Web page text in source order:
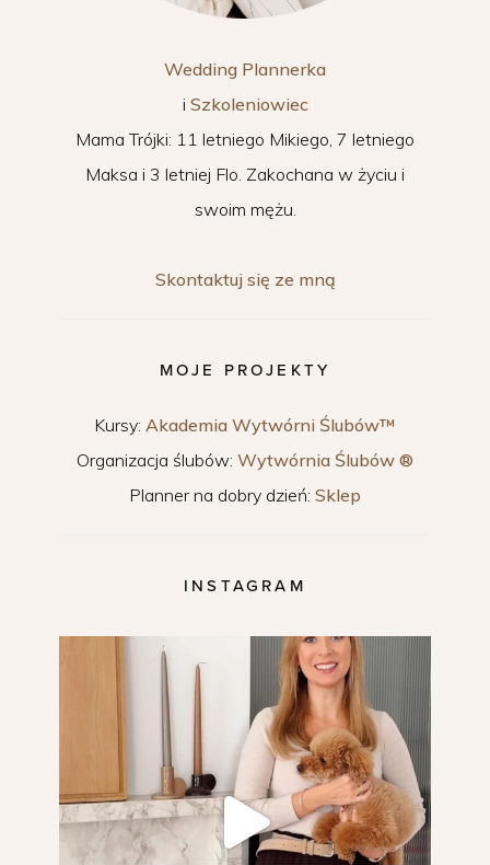
Wedding Plannerka
i Szkoleniowiec
Mama Trójki: 11 letniego Mikiego, 7 letniego
Maksa i 3 letniej Flo. Zakochana w życiu i
swoim mężu.
Skontaktuj się ze mną
MOJE PROJEKTY
Kursy: Akademia Wytwórni Ślubów™
Organizacja ślubów: Wytwórnia Ślubów ®
Planner na dobry dzień: Sklep
INSTAGRAM